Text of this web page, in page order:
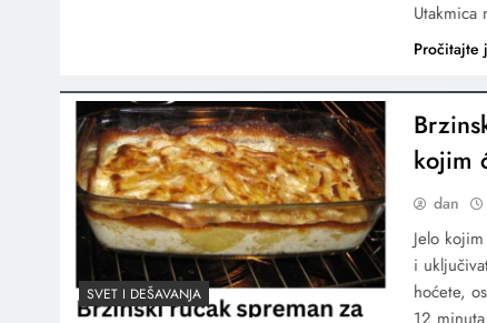
Pročitajte
SVET I DEŠAVANJA
kojim
dan
Jelo
i
hoćete,